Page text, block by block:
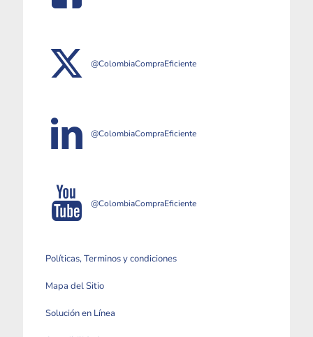
@ColombiaCompraEficiente
@ColombiaCompraEficiente
@ColombiaCompraEficiente
Políticas, Terminos y condiciones
Mapa del Sitio
Solución en Línea